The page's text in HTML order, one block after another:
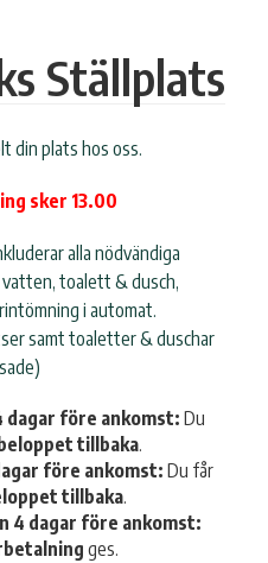
Ställplats
din plats hos oss.
sker 13.00
alla nödvändiga
vatten, toalett & dusch,
i automat.
samt toaletter & duschar
dagar före ankomst: Du
tillbaka.
före ankomst: Du får
tillbaka.
4 dagar före ankomst:
ges.